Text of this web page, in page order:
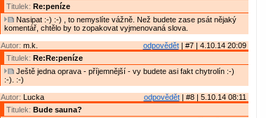
Titulek: Re:peníze
Nasipat :-) :-) , to nemyslíte vážně. Než budete zase psát nějaký
komentář, chtělo by to zopakovat vyjmenovaná slova.
odpovědět| #7 | 4.10.14 20:09
Autor: m.k.
Titulek: Re:Re:peníze
Ještě jedna oprava - příjemnější - vy budete asi fakt chytrolín :-)
:-). :-)
odpovědět| #8 | 5.10.14 08:11
Autor: Lucka
Titulek: Bude sauna?